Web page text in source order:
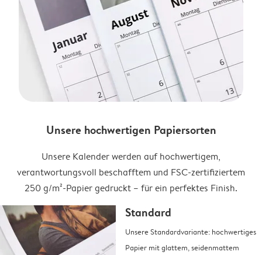
Unsere hochwertigen Papiersorten
Unsere Kalender werden auf hochwertigem,
verantwortungsvoll beschafftem und FSC-zertifiziertem
250 g/m²-Papier gedruckt – für ein perfektes Finish.
Standard
Unsere Standardvariante: hochwertiges
Papier mit glattem, seidenmattem